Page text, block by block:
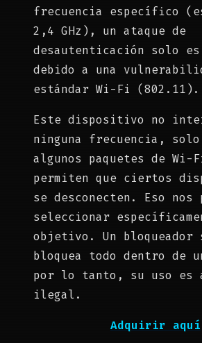
frecuencia específico
2,4 GHz), un ataque de
desautenticación solo
debido a una
estándar Wi-Fi (802.11).
Este dispositivo no
ninguna frecuencia,
algunos paquetes de Wi-
permiten que ciertos
se desconecten. Eso nos
seleccionar
objetivo. Un bloqueador
bloquea todo dentro de
por lo tanto, su uso es
ilegal.
Adquirir aquí